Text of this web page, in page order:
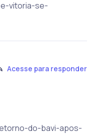
vitoria-se-
Acesse para responder
do-bavi-apos-